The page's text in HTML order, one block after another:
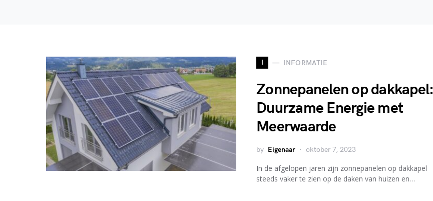
I INFORMATIE
Zonnepanelen op dakkapel:
Duurzame Energie met
Meerwaarde
by Eigenaar oktober 7, 2023
In de afgelopen jaren zijn zonnepanelen op dakkapel
steeds vaker te zien op de daken van huizen en…